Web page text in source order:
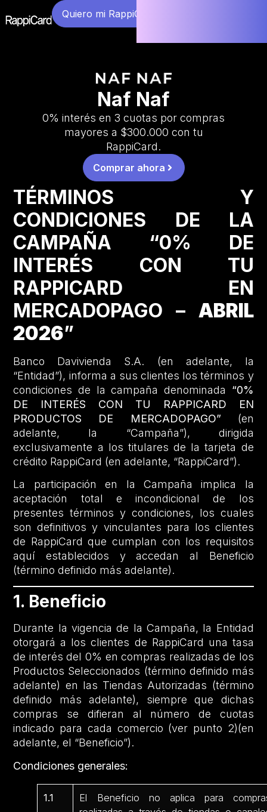
Quiero mi RappiCard
Naf Naf
0% interés en 3 cuotas por compras
mayores a $300.000 con tu
RappiCard.
Comprar ahora
TÉRMINOS Y
CONDICIONES DE LA
CAMPAÑA “0% DE
INTERÉS CON TU
RAPPICARD EN
MERCADOPAGO – ABRIL
2026”
Banco Davivienda S.A. (en adelante, la
“Entidad”), informa a sus clientes los términos y
condiciones de la campaña denominada “0%
DE INTERÉS CON TU RAPPICARD EN
PRODUCTOS DE MERCADOPAGO” (en
adelante, la “Campaña”), dirigida
exclusivamente a los titulares de la tarjeta de
crédito RappiCard (en adelante, “RappiCard”).
La participación en la Campaña implica la
aceptación total e incondicional de los
presentes términos y condiciones, los cuales
son definitivos y vinculantes para los clientes
de RappiCard que cumplan con los requisitos
aquí establecidos y accedan al Beneficio
(término definido más adelante).
1. Beneficio
Durante la vigencia de la Campaña, la Entidad
otorgará a los clientes de RappiCard una tasa
de interés del 0% en compras realizadas de los
Productos Seleccionados (término definido más
adelante) en las Tiendas Autorizadas (término
definido más adelante), siempre que dichas
compras se difieran al número de cuotas
indicado para cada comercio (ver punto 2)(en
adelante, el “Beneficio”).
Condiciones generales:
1.1
El Beneficio no aplica para